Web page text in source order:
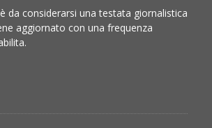
da considerarsi una testata giornalistica
aggiornato con una frequenza